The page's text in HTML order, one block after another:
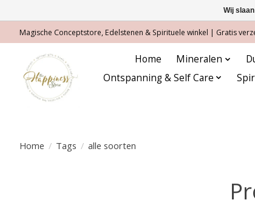
Magische Conceptstore, Edelstenen & Spirituele winkel | Gratis
Home Mineralen
Ontspanning & Self Care
Home / Tags / alle soorten
Wij